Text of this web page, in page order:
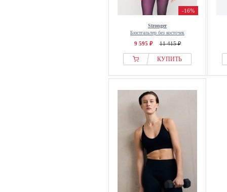
-16%
Stronger
Бюстгальтер без косточек
9 595 ₽ 11 415 ₽
КУПИТЬ